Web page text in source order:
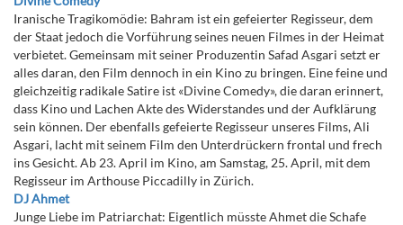
Iranische Tragikomödie: Bahram ist ein gefeierter Regisseur, dem
der Staat jedoch die Vorführung seines neuen Filmes in der Heimat
verbietet. Gemeinsam mit seiner Produzentin Safad Asgari setzt er
alles daran, den Film dennoch in ein Kino zu bringen. Eine feine und
gleichzeitig radikale Satire ist «Divine Comedy», die daran erinnert,
dass Kino und Lachen Akte des Widerstandes und der Aufklärung
sein können. Der ebenfalls gefeierte Regisseur unseres Films, Ali
Asgari, lacht mit seinem Film den Unterdrückern frontal und frech
ins Gesicht. Ab 23. April im Kino, am Samstag, 25. April, mit dem
Regisseur im Arthouse Piccadilly in Zürich.
DJ Ahmet
Junge Liebe im Patriarchat: Eigentlich müsste Ahmet die Schafe